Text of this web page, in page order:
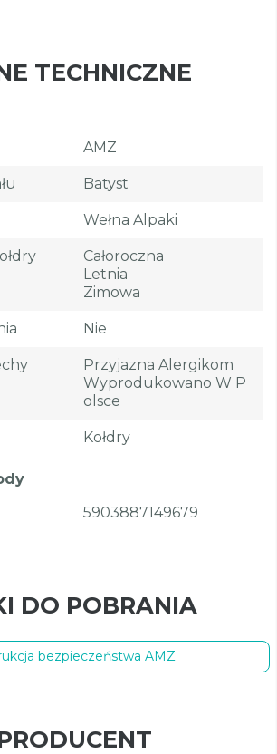
TECHNICZNE
AMZ
Batyst
Wełna Alpaki
Całoroczna
Letnia
Zimowa
Nie
Przyjazna Alergikom
Wyprodukowano W P
Olsce
Kołdry
5903887149679
DO POBRANIA
bezpieczeństwa AMZ